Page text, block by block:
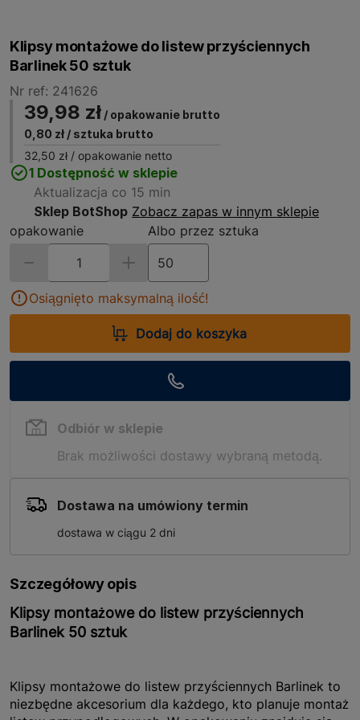
Klipsy montażowe do listew przyściennych
Barlinek 50 sztuk
Nr ref: 241626
39,98 zł / opakowanie brutto
0,80 zł / sztuka brutto
32,50 zł / opakowanie netto
1 Dostępność w sklepie
Aktualizacja co 15 min
Sklep BotShop Zobacz zapas w innym sklepie
opakowanie
Albo przez sztuka
Osiągnięto maksymalną ilość!
Dodaj do koszyka
Odbiór w sklepie
Brak możliwości dostawy wybraną metodą.
Dostawa na umówiony termin
dostawa w ciągu 2 dni
Szczegółowy opis
Klipsy montażowe do listew przyściennych
Barlinek 50 sztuk
Klipsy montażowe do listew przyściennych Barlinek to
niezbędne akcesorium dla każdego, kto planuje montaż